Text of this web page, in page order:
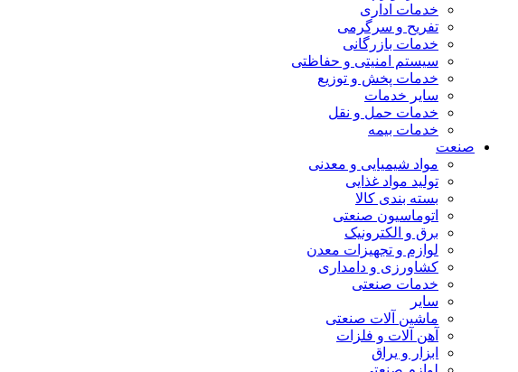
خدمات اداری
تفریح و سرگرمی
خدمات بازرگانی
سیستم امنیتی و حفاظتی
خدمات پخش و توزیع
سایر خدمات
خدمات حمل و نقل
خدمات بیمه
صنعت
مواد شیمیایی و معدنی
تولید مواد غذایی
بسته بندی کالا
اتوماسیون صنعتی
برق و الکترونیک
لوازم و تجهیزات معدن
کشاورزی و دامداری
خدمات صنعتی
سایر
ماشین آلات صنعتی
آهن آلات و فلزات
ابزار و یراق